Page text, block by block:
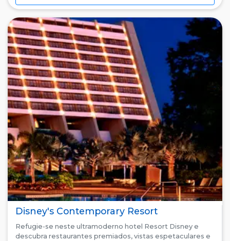
Disney's Contemporary Resort
Refugie-se neste ultramoderno hotel Resort Disney e
descubra restaurantes premiados, vistas espetaculares e